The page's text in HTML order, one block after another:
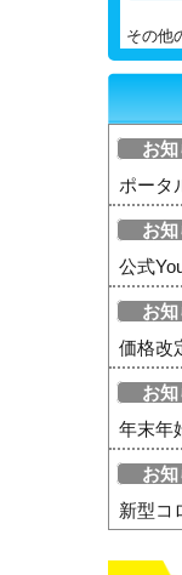
その他
お
ポータ
お
公式
お
価格改
お
年末年
お
新型コ